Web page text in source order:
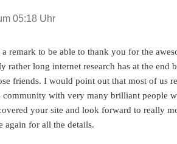
05:18 Uhr
remark to be able to thank you for the
rather long internet research has at the end
friends. I would point out that most of us
community with very many brilliant people
your site and look forward to really
again for all the details.